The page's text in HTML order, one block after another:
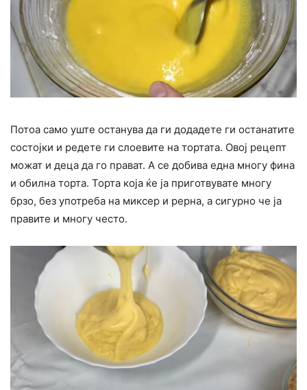
Потоа само уште останува да ги додадете ги останатите
состојки и редете ги слоевите на тортата. Овој рецепт
можат и деца да го прават. А се добива една многу фина
и обилна торта. Торта која ќе ја приготвувате многу
брзо, без употреба на миксер и рерна, а сигурно че ја
правите и многу често.